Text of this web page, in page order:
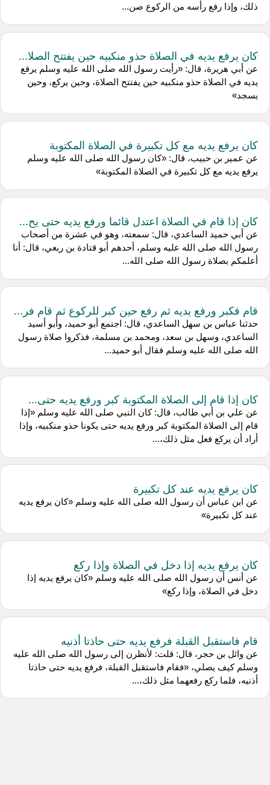
ذلك، وإذا رفع رأسه من الركوع صن...
كان يرفع يديه في الصلاة حذو منكبيه حين يفتتح الصلا...
عن أبي هريرة، قال: «رأيت رسول الله صلى الله عليه وسلم يرفع
يديه في الصلاة حذو منكبيه حين يفتتح الصلاة، وحين يركع، وحين
يسجد»
كان يرفع يديه مع كل تكبيرة في الصلاة المكتوبة
عن عمير بن حبيب، قال: «كان رسول الله صلى الله عليه وسلم
يرفع يديه مع كل تكبيرة في الصلاة المكتوبة»
كان إذا قام في الصلاة اعتدل قائما ورفع يديه حتى يح...
عن أبي حميد الساعدي، قال: سمعته، وهو في عشرة من أصحاب
رسول الله صلى الله عليه وسلم، أحدهم أبو قتادة بن ربعي، قال: أنا
أعلمكم بصلاة رسول الله صلى الله...
قام فكبر ورفع يديه ثم رفع حين كبر للركوع ثم قام فر...
حدثنا عباس بن سهل الساعدي، قال: اجتمع أبو حميد، وأبو أسيد
الساعدي، وسهل بن سعد، ومحمد بن مسلمة، فذكروا صلاة رسول
الله صلى الله عليه وسلم فقال أبو حميد...
كان إذا قام إلى الصلاة المكتوبة كبر ورفع يديه حتى...
عن علي بن أبي طالب، قال: كان النبي صلى الله عليه وسلم «إذا
قام إلى الصلاة المكتوبة كبر ورفع يديه حتى يكونا حذو منكبيه، وإذا
أراد أن يركع فعل مثل ذلك،...
كان يرفع يديه عند كل تكبيرة
عن ابن عباس أن رسول الله صلى الله عليه وسلم «كان يرفع يديه
عند كل تكبيرة»
كان يرفع يديه إذا دخل في الصلاة وإذا ركع
عن أنس أن رسول الله صلى الله عليه وسلم «كان يرفع يديه إذا
دخل في الصلاة، وإذا ركع»
قام فاستقبل القبلة فرفع يديه حتى حاذتا أذنيه
عن وائل بن حجر، قال: قلت: لأنظرن إلى رسول الله صلى الله عليه
وسلم كيف يصلي، «فقام فاستقبل القبلة، فرفع يديه حتى حاذتا
أذنيه، فلما ركع رفعهما مثل ذلك،...